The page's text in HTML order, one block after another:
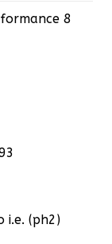
8
i.e. (ph2)